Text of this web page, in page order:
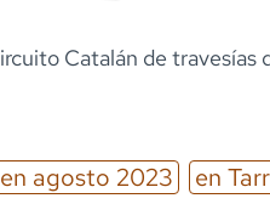
Catalán de travesías
en agosto 2023 en